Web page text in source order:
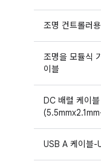
조명 컨트롤러
조명을 모듈식
이블
DC 배럴 케이
USB A 케이블-